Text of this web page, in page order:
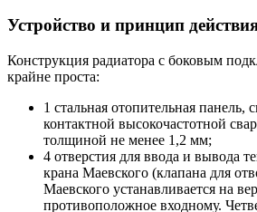
Устройство и принцип
Конструкция радиатора с боковым
крайне проста:
1 стальная отопительная панель,
контактной высокочастотной
толщиной не менее 1,2 мм;
4 отверстия для ввода и вывода
крана Маевского (клапана для
Маевского устанавливается на
противоположное входному.